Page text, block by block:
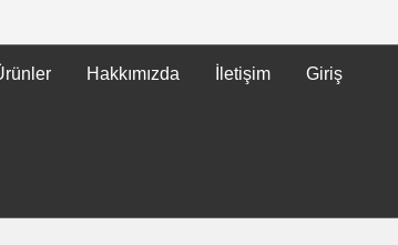
Hakkımızda İletişim Giriş